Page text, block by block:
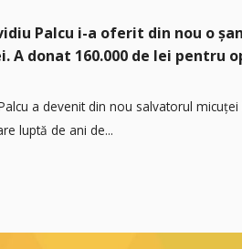
Palcu i-a oferit din nou o
A donat 160.000 de lei pentru
a devenit din nou salvatorul micuței
luptă de ani de...